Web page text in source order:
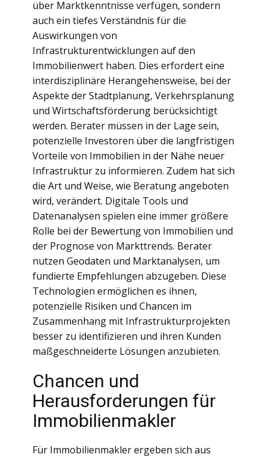
über Marktkenntnisse verfügen, sondern
auch ein tiefes Verständnis für die
Auswirkungen von
Infrastrukturentwicklungen auf den
Immobilienwert haben. Dies erfordert eine
interdisziplinäre Herangehensweise, bei der
Aspekte der Stadtplanung, Verkehrsplanung
und Wirtschaftsförderung berücksichtigt
werden. Berater müssen in der Lage sein,
potenzielle Investoren über die langfristigen
Vorteile von Immobilien in der Nähe neuer
Infrastruktur zu informieren. Zudem hat sich
die Art und Weise, wie Beratung angeboten
wird, verändert. Digitale Tools und
Datenanalysen spielen eine immer größere
Rolle bei der Bewertung von Immobilien und
der Prognose von Markttrends. Berater
nutzen Geodaten und Marktanalysen, um
fundierte Empfehlungen abzugeben. Diese
Technologien ermöglichen es ihnen,
potenzielle Risiken und Chancen im
Zusammenhang mit Infrastrukturprojekten
besser zu identifizieren und ihren Kunden
maßgeschneiderte Lösungen anzubieten.
Chancen und
Herausforderungen für
Immobilienmakler
Für Immobilienmakler ergeben sich aus